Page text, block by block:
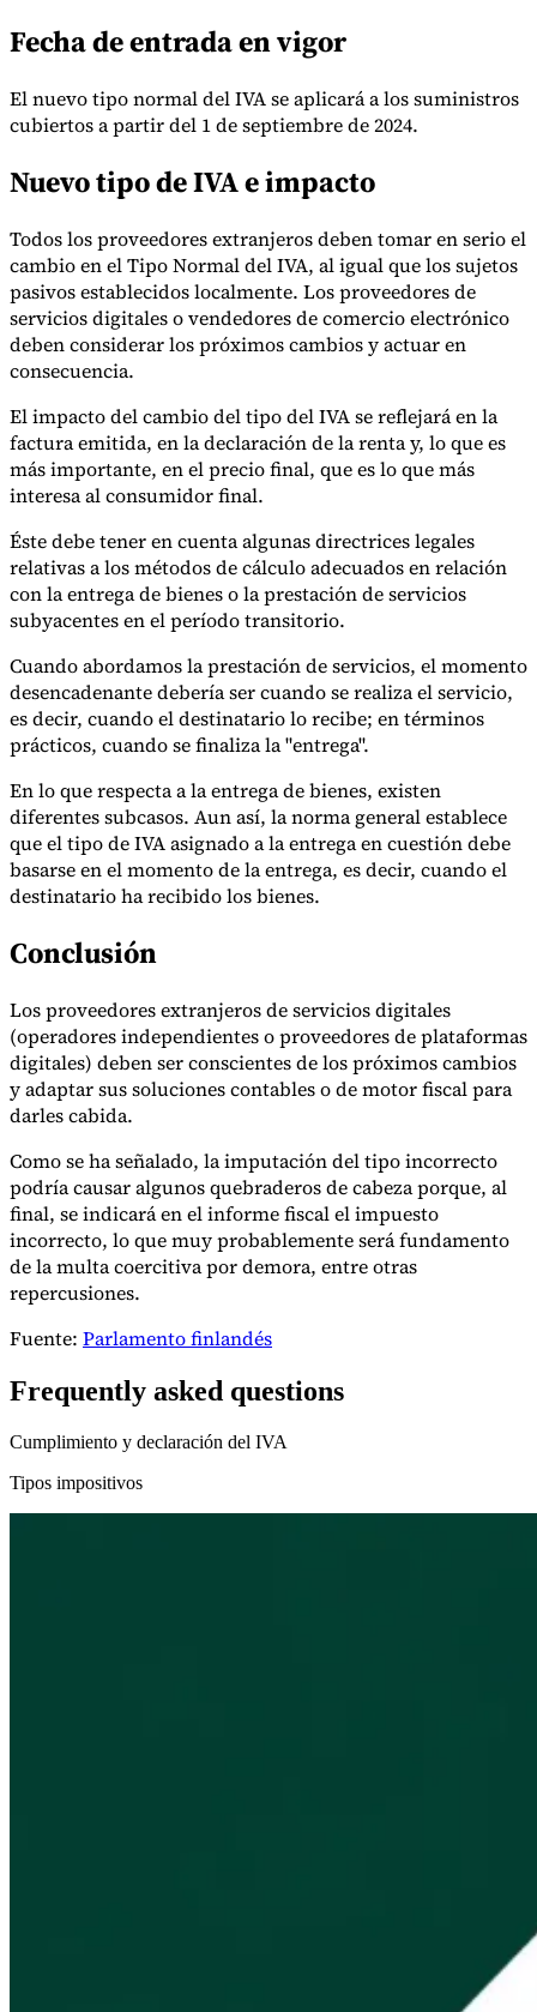
mandatos de facturación electrónica
Nuestros autoresConviértase en colaboradorElija un experto
Fecha de entrada en vigor
El nuevo tipo normal del IVA se aplicará a los suministros
cubiertos a partir del 1 de septiembre de 2024.
Nuevo tipo de IVA e impacto
Todos los proveedores extranjeros deben tomar en serio el
cambio en el Tipo Normal del IVA, al igual que los sujetos
pasivos establecidos localmente. Los proveedores de
servicios digitales o vendedores de comercio electrónico
deben considerar los próximos cambios y actuar en
consecuencia.
El impacto del cambio del tipo del IVA se reflejará en la
factura emitida, en la declaración de la renta y, lo que es
más importante, en el precio final, que es lo que más
interesa al consumidor final.
Éste debe tener en cuenta algunas directrices legales
relativas a los métodos de cálculo adecuados en relación
con la entrega de bienes o la prestación de servicios
subyacentes en el período transitorio.
Cuando abordamos la prestación de servicios, el momento
desencadenante debería ser cuando se realiza el servicio,
es decir, cuando el destinatario lo recibe; en términos
prácticos, cuando se finaliza la "entrega".
En lo que respecta a la entrega de bienes, existen
diferentes subcasos. Aun así, la norma general establece
que el tipo de IVA asignado a la entrega en cuestión debe
basarse en el momento de la entrega, es decir, cuando el
destinatario ha recibido los bienes.
Conclusión
Los proveedores extranjeros de servicios digitales
(operadores independientes o proveedores de plataformas
digitales) deben ser conscientes de los próximos cambios
y adaptar sus soluciones contables o de motor fiscal para
darles cabida.
Como se ha señalado, la imputación del tipo incorrecto
podría causar algunos quebraderos de cabeza porque, al
final, se indicará en el informe fiscal el impuesto
incorrecto, lo que muy probablemente será fundamento
de la multa coercitiva por demora, entre otras
repercusiones.
Fuente: Parlamento finlandés
Frequently asked questions
Cumplimiento y declaración del IVA
Tipos impositivos